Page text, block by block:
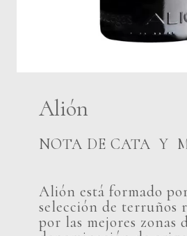
Alión
NOTA DE CATA Y
Alión está formado
selección de terruños
por las mejores zonas